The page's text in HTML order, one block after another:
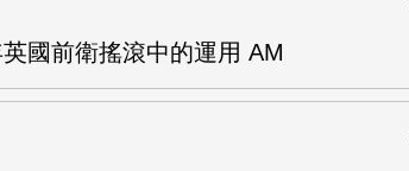
國前衛搖滾中的運用 AM